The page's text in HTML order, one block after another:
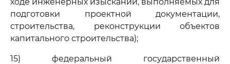
подготовки проектной документации,
строительства, реконструкции объектов
капитального строительства);
15) федеральный государственный